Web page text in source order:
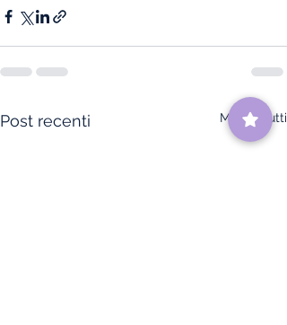
Post recenti Mostra tutti